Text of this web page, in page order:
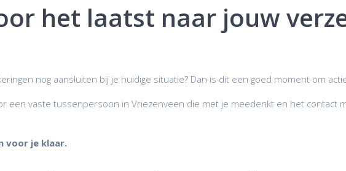
het laatst naar jouw
nog aansluiten bij je huidige situatie? Dan is dit een goed moment om
een vaste tussenpersoon in Vriezenveen die met je meedenkt en het contact
voor je klaar.